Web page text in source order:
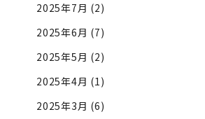
2025年7月 (2)
2025年6月 (7)
2025年5月 (2)
2025年4月 (1)
2025年3月 (6)